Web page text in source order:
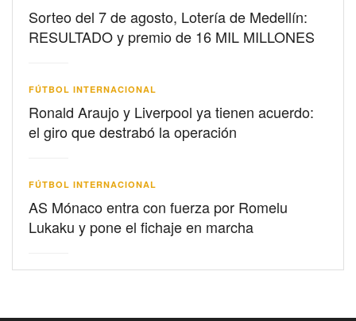
Sorteo del 7 de agosto, Lotería de Medellín:
RESULTADO y premio de 16 MIL MILLONES
FÚTBOL INTERNACIONAL
Ronald Araujo y Liverpool ya tienen acuerdo:
el giro que destrabó la operación
FÚTBOL INTERNACIONAL
AS Mónaco entra con fuerza por Romelu
Lukaku y pone el fichaje en marcha